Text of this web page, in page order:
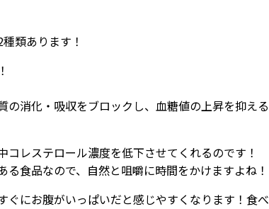
類あります！
消化・吸収をブロックし、血糖値の上昇を抑える
レステロール濃度を低下させてくれるのです！
食品なので、自然と咀嚼に時間をかけますよね！
にお腹がいっぱいだと感じやすくなります！食べ